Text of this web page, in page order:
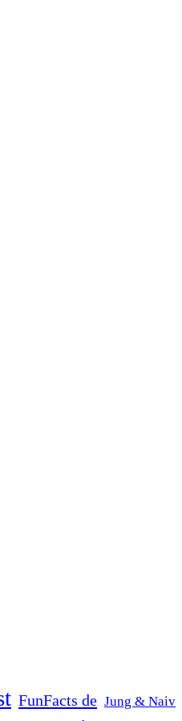
FunFacts de Jung & Naiv